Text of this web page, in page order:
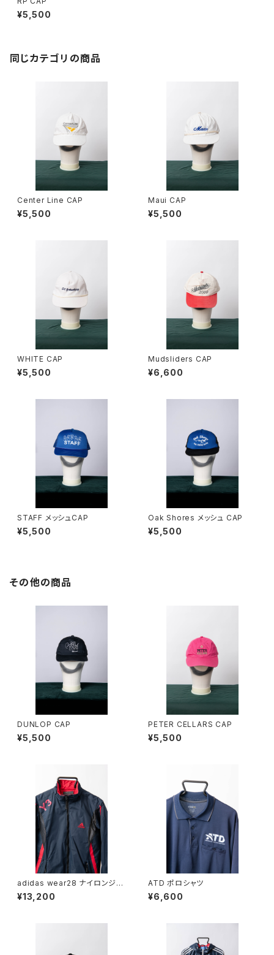
¥5,500
同じカテゴリの商品
Center Line CAP
¥5,500
Maui CAP
¥5,500
WHITE CAP
¥5,500
Mudsliders CAP
¥6,600
STAFF メッシュCAP
¥5,500
Oak Shores メッシュ CAP
¥5,500
その他の商品
DUNLOP CAP
¥5,500
PETER CELLARS CAP
¥5,500
adidas wear28 ナイロンジャ
ケット
¥13,200
ATD ポロシャツ
¥6,600